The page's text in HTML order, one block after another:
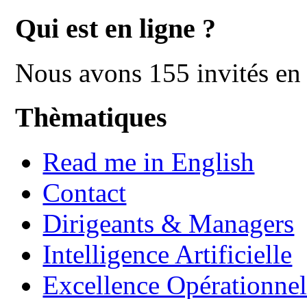
Qui est en ligne ?
Nous avons 155 invités
Thèmatiques
Read me in English
Contact
Dirigeants & Managers
Intelligence Artificielle
Excellence